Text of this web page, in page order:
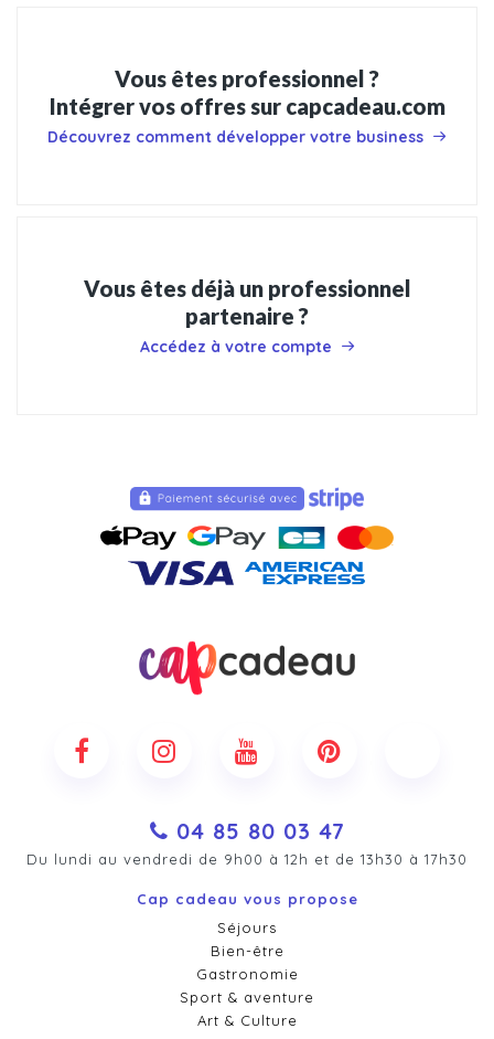
Vous êtes professionnel ?
Intégrer vos offres sur capcadeau.com
Découvrez comment développer votre business
Vous êtes déjà un professionnel
partenaire ?
Accédez à votre compte
04 85 80 03 47
Du lundi au vendredi de 9h00 à 12h et de 13h30 à 17h30
Cap cadeau vous propose
Séjours
Bien-être
Gastronomie
Sport & aventure
Art & Culture